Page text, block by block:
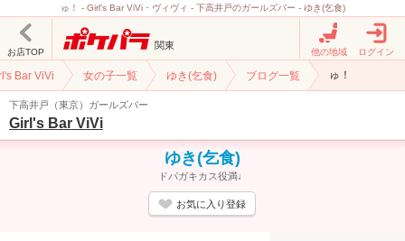
ゅ！ - Girl's Bar ViVi・ヴィヴィ - 下高井戸のガールズバー - ゆき(乞食)
お店TOP
関東
他の地域 ログイン
Bar ViVi 女の子一覧 ゆき(乞食) ブログ一覧 ゅ！
下高井戸（東京）ガールズバー
Girl's Bar ViVi
ゆき(乞食)
ドパガキカス役満♩
お気に入り登録